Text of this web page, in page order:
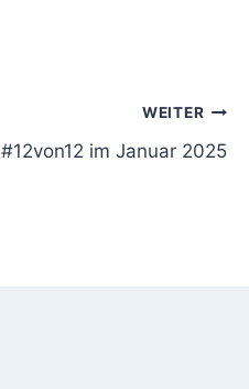
WEITER
#12von12 im Januar 2025